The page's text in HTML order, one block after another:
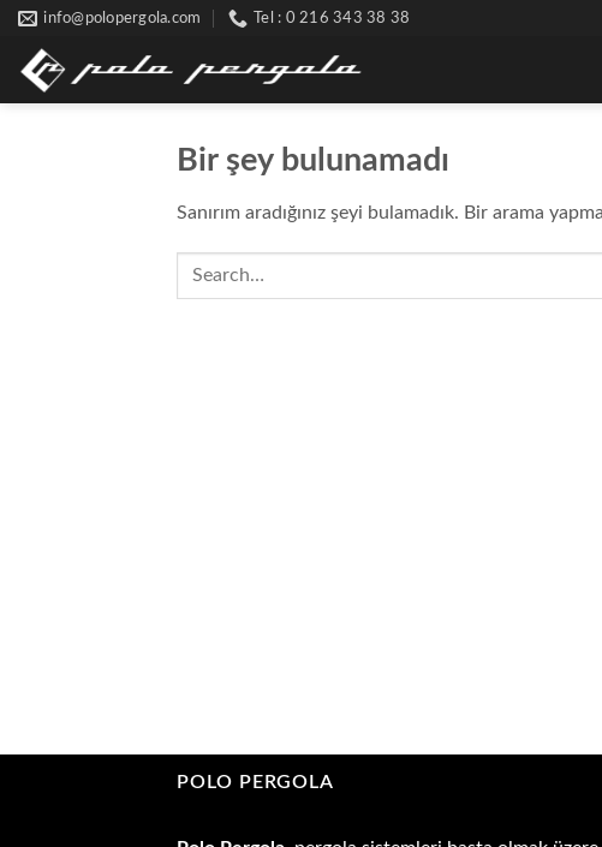
Skip
content
info@polopergola.com Tel : 0 216 343 38 38
Bir şey bulunamadı
Sanırım aradığınız şeyi bulamadık. Bir arama
POLO PERGOLA